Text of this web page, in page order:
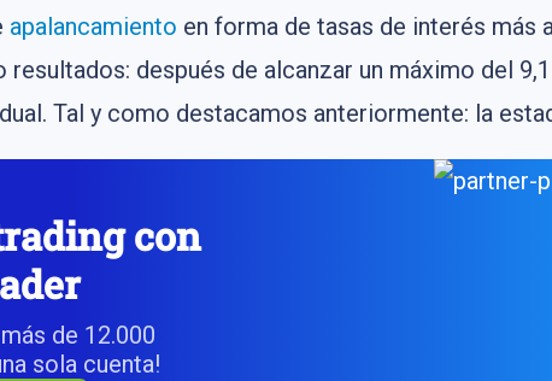
apalancamiento en forma de tasas de interés más
resultados: después de alcanzar un máximo del
Tal y como destacamos anteriormente: la
con
de 12.000
sola cuenta!